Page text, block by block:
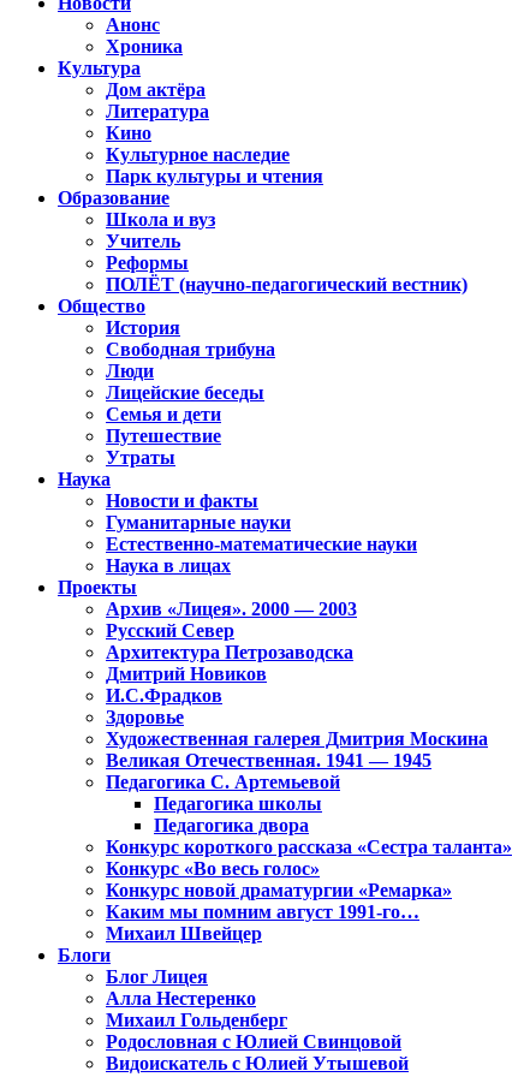
Анонс
Хроника
Культура
Дом актёра
Литература
Кино
Культурное наследие
Парк культуры и чтения
Образование
Школа и вуз
Учитель
Реформы
ПОЛЁТ (научно-педагогический вестник)
Общество
История
Свободная трибуна
Люди
Лицейские беседы
Семья и дети
Путешествие
Утраты
Наука
Новости и факты
Гуманитарные науки
Естественно-математические науки
Наука в лицах
Проекты
Архив «Лицея». 2000 — 2003
Русский Север
Архитектура Петрозаводска
Дмитрий Новиков
И.С.Фрадков
Здоровье
Художественная галерея Дмитрия Москина
Великая Отечественная. 1941 — 1945
Педагогика С. Артемьевой
Педагогика школы
Педагогика двора
Конкурс короткого рассказа «Сестра таланта»
Конкурс «Во весь голос»
Конкурс новой драматургии «Ремарка»
Каким мы помним август 1991-го…
Михаил Швейцер
Блоги
Блог Лицея
Алла Нестеренко
Михаил Гольденберг
Родословная с Юлией Свинцовой
Видоискатель с Юлией Утышевой